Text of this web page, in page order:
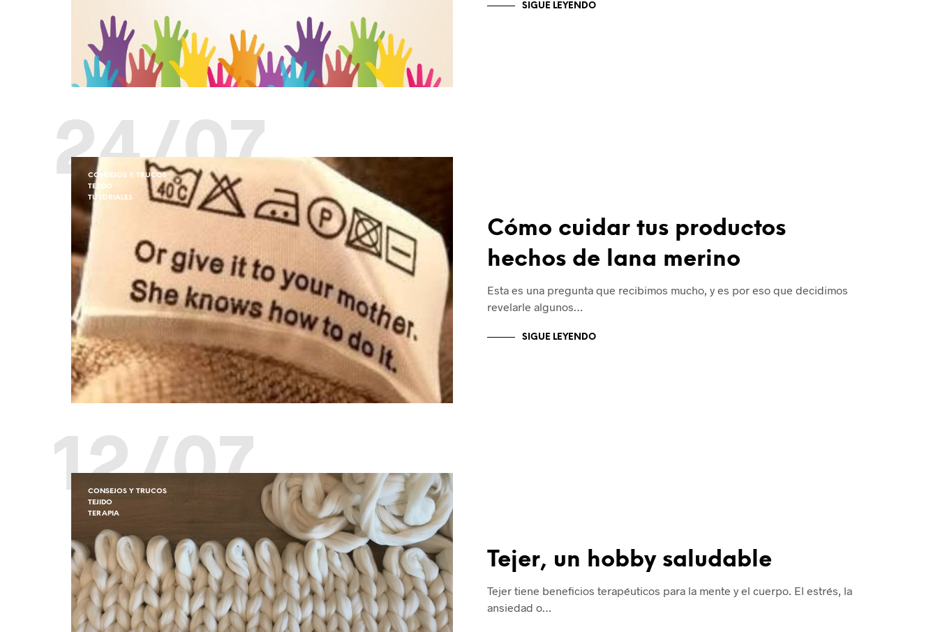
SIGUE LEYENDO
24/07
CONSEJOS Y TRUCOS
TEJIDO
TUTORIALES
Cómo cuidar tus productos
hechos de lana merino
Esta es una pregunta que recibimos mucho, y es por eso que decidimos
revelarle algunos…
SIGUE LEYENDO
12/07
CONSEJOS Y TRUCOS
TEJIDO
TERAPIA
Tejer, un hobby saludable
Tejer tiene beneficios terapéuticos para la mente y el cuerpo. El estrés, la
ansiedad o…